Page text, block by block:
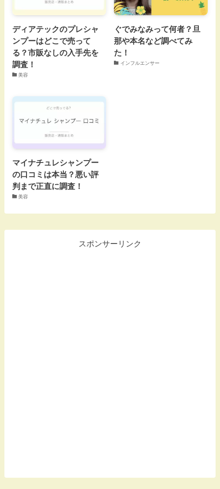
ディアテックのプレシャ
ンプーはどこで売って
る？市販なしの入手先を
調査！
美容
ぐでみなみって何者？旦
那や本名など調べてみ
た！
インフルエンサー
マイナチュレシャンプー
の口コミは本当？悪い評
判まで正直に調査！
美容
スポンサーリンク